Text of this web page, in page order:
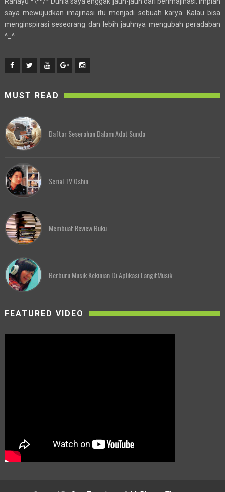
saya mewujudkan imajinasi itu menjadi sebuah karya. Kalau bisa
menginspirasi seseorang dan lebih jauhnya mengubah peradaban
^_^
MUST READ
Daftar Seserahan Dalam Adat Sunda
Serial TV Oshin
Membuat Review Buku
Berburu Musik Kekinian Di Aplikasi LangitMusik
FEATURED VIDEO